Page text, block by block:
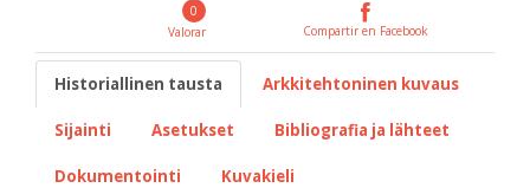
0
Valorar
Compartir en Facebook
Historiallinen tausta Arkkitehtoninen kuvaus
Sijainti Asetukset Bibliografia ja lähteet
Dokumentointi Kuvakieli